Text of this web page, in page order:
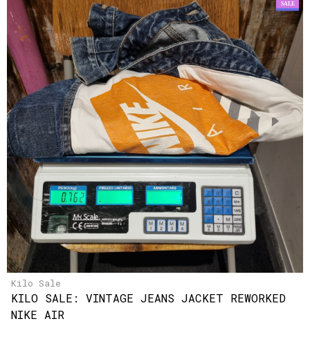
Kilo Sale
KILO SALE: VINTAGE JEANS JACKET REWORKED
NIKE AIR